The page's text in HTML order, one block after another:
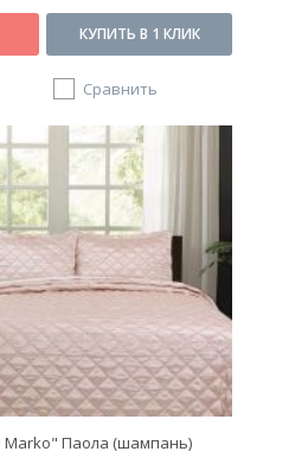
КУПИТЬ В 1 КЛИК
Сравнить
Паола (шампань)